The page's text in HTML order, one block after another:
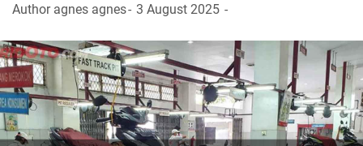
Author agnes agnes 3 August 2025